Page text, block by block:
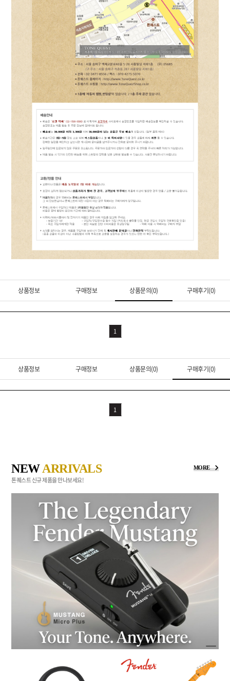
상품정보 구매정보 상품문의(0) 구매후기(0)
1
상품정보 구매정보 상품문의(0) 구매후기(0)
1
NEWARRIVALS MORE
톤퀘스트 신규 제품을 만나보세요!